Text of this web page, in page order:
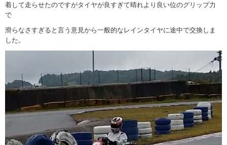
着して走らせたのですがタイヤが良すぎて晴れより良い位のグリップ力
で
滑らなさすぎると言う意見から一般的なレインタイヤに途中で交換しま
した。